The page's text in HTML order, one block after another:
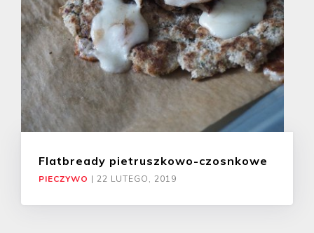
Flatbready pietruszkowo-czosnkowe
PIECZYWO | 22 LUTEGO, 2019